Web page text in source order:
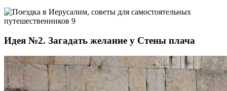
Идея №2. Загадать желание у Стены плача